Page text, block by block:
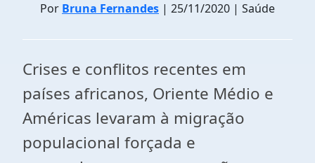
Por Bruna Fernandes | 25/11/2020 | Saúde
Crises e conflitos recentes em
países africanos, Oriente Médio e
Américas levaram à migração
populacional forçada e